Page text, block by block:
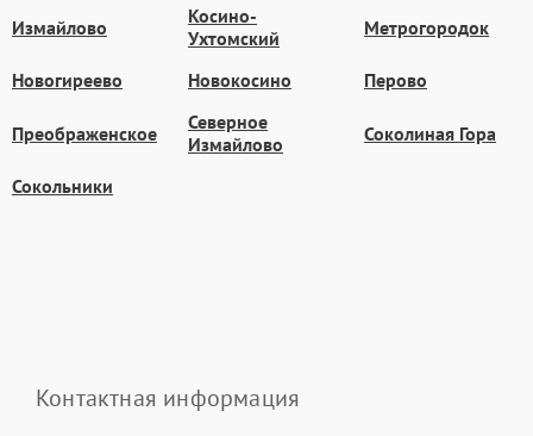
Измайлово
Косино-
Ухтомский
Метрогородок
Новогиреево Новокосино Перово
Преображенское
Северное
Измайлово
Соколиная Гора
Сокольники
Контактная информация